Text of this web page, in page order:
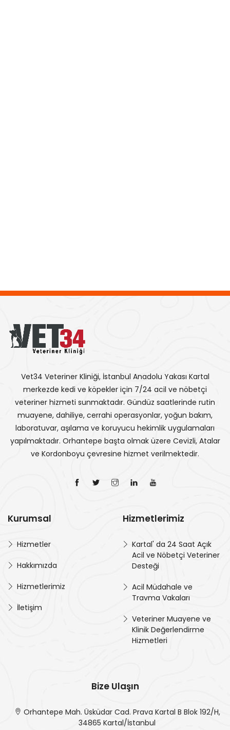
Vet34 Veteriner Kliniği, İstanbul Anadolu Yakası Kartal
merkezde kedi ve köpekler için 7/24 acil ve nöbetçi
veteriner hizmeti sunmaktadır. Gündüz saatlerinde rutin
muayene, dahiliye, cerrahi operasyonlar, yoğun bakım,
laboratuvar, aşılama ve koruyucu hekimlik uygulamaları
yapılmaktadır. Orhantepe başta olmak üzere Cevizli, Atalar
ve Kordonboyu çevresine hizmet verilmektedir.
Kurumsal
Hizmetler
Hakkımızda
Hizmetlerimiz
İletişim
Hizmetlerimiz
Kartal' da 24 Saat Açık
Acil ve Nöbetçi Veteriner
Desteği
Acil Müdahale ve
Travma Vakaları
Veteriner Muayene ve
Klinik Değerlendirme
Hizmetleri
Bize Ulaşın
Orhantepe Mah. Üsküdar Cad. Prava Kartal B Blok 192/H,
34865 Kartal/İstanbul